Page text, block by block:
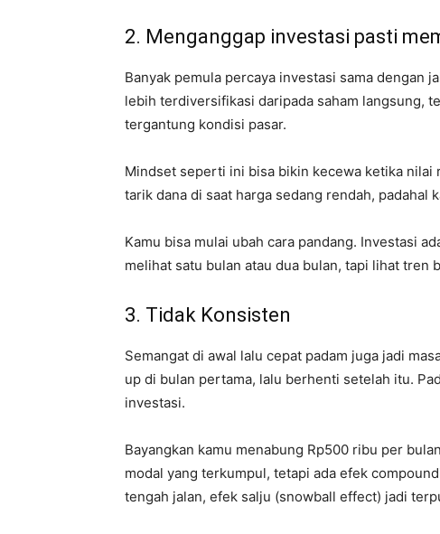
2. Menganggap investasi pasti
Banyak pemula percaya investasi sama dengan
lebih terdiversifikasi daripada saham langsung,
tergantung kondisi pasar.
Mindset seperti ini bisa bikin kecewa ketika nilai
tarik dana di saat harga sedang rendah, padahal
Kamu bisa mulai ubah cara pandang. Investasi
melihat satu bulan atau dua bulan, tapi lihat tren
3. Tidak Konsisten
Semangat di awal lalu cepat padam juga jadi
up di bulan pertama, lalu berhenti setelah itu.
investasi.
Bayangkan kamu menabung Rp500 ribu per
modal yang terkumpul, tetapi ada efek
tengah jalan, efek salju (snowball effect) jadi